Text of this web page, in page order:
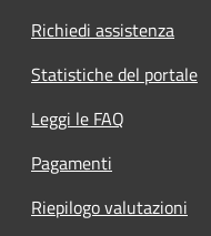
Richiedi assistenza
Statistiche del portale
Leggi le FAQ
Pagamenti
Riepilogo valutazioni